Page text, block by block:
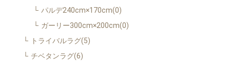
パルデ240cm×170cm(0)
ガーリー300cm×200cm(0)
トライバルラグ(5)
チベタンラグ(6)